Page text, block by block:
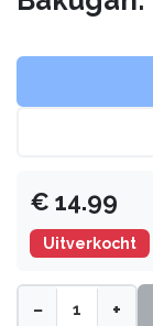
€ 14.99
Uitverkocht
− +